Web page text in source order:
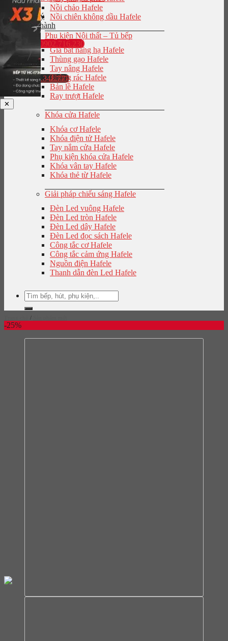
Đại lý
Bảo hành
0902.716.230
0943.848.777
Nồi chảo Hafele
Nồi chiên không dầu Hafele
Phụ kiện Nội thất – Tủ bếp
Giá bát nâng hạ Hafele
Thùng gạo Hafele
Tay nâng Hafele
Thùng rác Hafele
Bản lề Hafele
Ray trượt Hafele
Khóa cửa Hafele
Khóa cơ Hafele
Khóa điện tử Hafele
Tay nắm cửa Hafele
Phụ kiện khóa cửa Hafele
Khóa vân tay Hafele
Khóa thẻ từ Hafele
Giải pháp chiếu sáng Hafele
Đèn Led vuông Hafele
Đèn Led tròn Hafele
Đèn Led dây Hafele
Đèn Led đọc sách Hafele
Công tắc cơ Hafele
Công tắc cảm ứng Hafele
Nguồn điện Hafele
Thanh dẫn đèn Led Hafele
Tìm
kiếm:
/
-25%
✕